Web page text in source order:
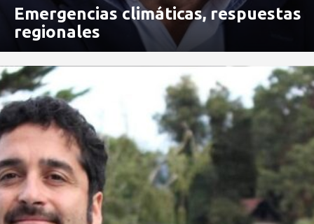
Emergencias climáticas, respuestas
regionales